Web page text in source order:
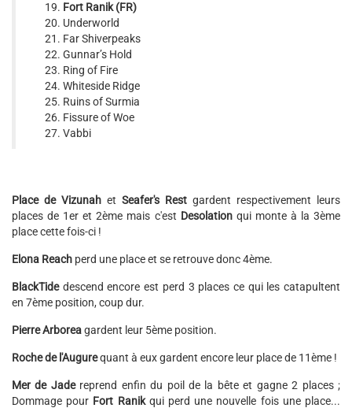
Fort Ranik (FR)
Underworld
Far Shiverpeaks
Gunnar’s Hold
Ring of Fire
Whiteside Ridge
Ruins of Surmia
Fissure of Woe
Vabbi
Place de Vizunah et Seafer's Rest gardent respectivement leurs
places de 1er et 2ème mais c'est Desolationqui monte à la 3ème
place cette fois-ci !
Elona Reach perd une place et se retrouve donc 4ème.
BlackTide descend encore est perd 3 places ce qui les catapultent
en 7ème position, coup dur.
Pierre Arboreagardent leur 5ème position.
Roche de l'Augurequant à eux gardent encore leur place de 11ème !
Mer de Jadereprend enfin du poil de la bête et gagne 2 places ;
Dommage pour Fort Ranikqui perd une nouvelle fois une place...